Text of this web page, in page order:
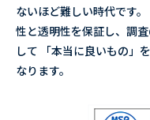
ないほど難しい時代です
性と透明性を保証し、調
して 「本当に良いもの」
なります。